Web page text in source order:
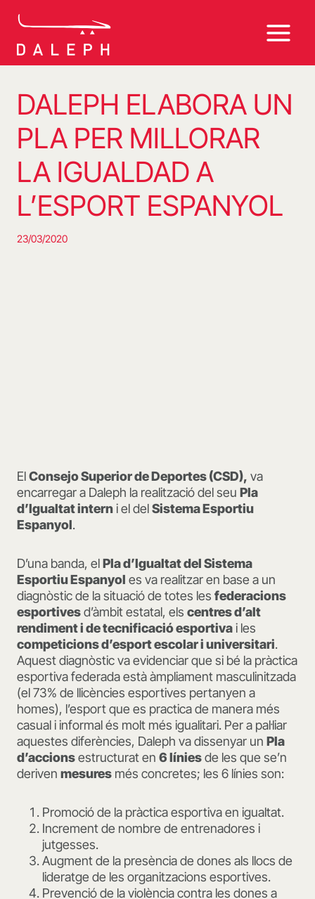
DALEPH ELABORA UN
PLA PER MILLORAR
LA IGUALDAD A
L’ESPORT ESPANYOL
23/03/2020
ElConsejo Superior de Deportes (CSD), va
encarregar a Daleph la realització del seu Pla
d’Igualtat interni el delSistema Esportiu
Espanyol.
D’una banda, elPla d’Igualtat del Sistema
Esportiu Espanyol es va realitzar en base a un
diagnòstic de la situació de totes les federacions
esportivesd’àmbit estatal, els centres d’alt
rendiment i de tecnificació esportivai les
competicions d’esport escolar i universitari.
Aquest diagnòstic va evidenciar que si bé la pràctica
esportiva federada està àmpliament masculinitzada
(el 73% de llicències esportives pertanyen a
homes), l’esport que es practica de manera més
casual i informal és molt més igualitari. Per a pal·liar
aquestes diferències, Daleph va dissenyar un Pla
d’accionsestructurat en 6 líniesde les que se’n
deriven mesures més concretes; les 6 línies son:
Promoció de la pràctica esportiva en igualtat.
Increment de nombre de entrenadores i
jutgesses.
Augment de la presència de dones als llocs de
lideratge de les organitzacions esportives.
Prevenció de la violència contra les dones a